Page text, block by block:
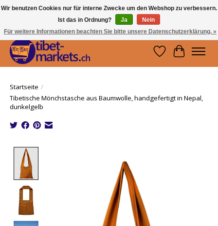
Handwerkskunst vom Dach der Welt.
Holen Sie sich ein Stück Tibet.
Wunschzettel
Ihr
Startseite /
Tibetische Mönchstasche aus Baumwolle, handgefertigt in Nepal,
dunkelgelb
Wir benutzen Cookies nur für interne Zwecke um den Webshop zu verbessern.
Ist das in Ordnung?
Ja
Nein
Für weitere Informationen beachten Sie bitte unsere Datenschutzerklärung. »